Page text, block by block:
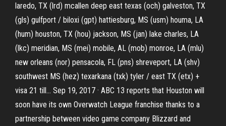
laredo, TX (lrd) mcallen deep east texas (och) galveston, TX
(gls) gulfport / biloxi (gpt) hattiesburg, MS (usm) houma, LA
(hum) houston, TX (hou) jackson, MS (jan) lake charles, LA
(lkc) meridian, MS (mei) mobile, AL (mob) monroe, LA (mlu)
new orleans (nor) pensacola, FL (pns) shreveport, LA (shv)
southwest MS (hez) texarkana (txk) tyler / east TX (etx) +
visa 21 till… Sep 19, 2017 · ABC 13 reports that Houston will
soon have its own Overwatch League franchise thanks to a
partnership between video game company Blizzard and